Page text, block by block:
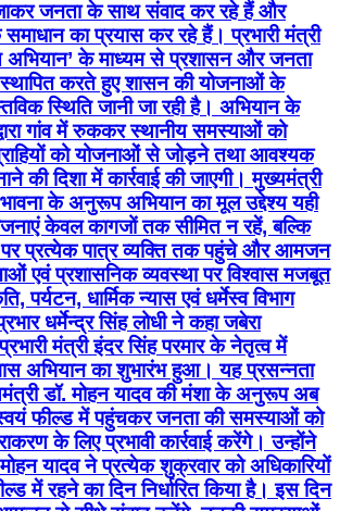
जाकर जनता के साथ संवाद कर रहे हैं और
का प्रयास कर रहे हैं। प्रभारी मंत्री
अभियान’ के माध्यम से प्रशासन और जनता
करते हुए शासन की योजनाओं के
स्थिति जानी जा रही है। अभियान के
गांव में रुककर स्थानीय समस्याओं को
को योजनाओं से जोड़ने तथा आवश्यक
की दिशा में कार्रवाई की जाएगी। मुख्यमंत्री
के अनुरूप अभियान का मूल उद्देश्य यही
केवल कागजों तक सीमित न रहें, बल्कि
प्रत्येक पात्र व्यक्ति तक पहुंचे और आमजन
एवं प्रशासनिक व्यवस्था पर विश्वास मजबूत
पर्यटन, धार्मिक न्यास एवं धर्मेस्व विभाग
धर्मेन्द्र सिंह लोधी ने कहा जबेरा
मंत्री इंदर सिंह परमार के नेतृत्व में
अभियान का शुभारंभ हुआ। यह प्रसन्नता
डॉ. मोहन यादव की मंशा के अनुरूप अब
स्वयं फील्ड में पहुंचकर जनता की समस्याओं को
के लिए प्रभावी कार्रवाई करेंगे। उन्होंने
यादव ने प्रत्येक शुक्रवार को अधिकारियों
में रहने का दिन निर्धारित किया है। इस दिन